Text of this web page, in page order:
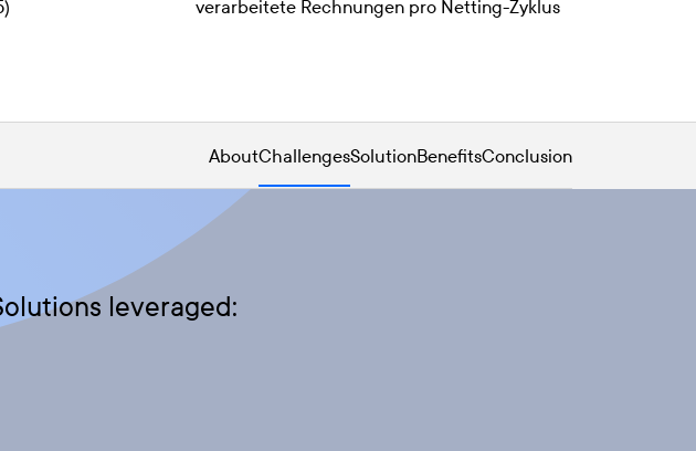
verarbeitete Rechnungen pro Netting-Zyklus
AboutChallengesSolutionBenefitsConclusion
leveraged: